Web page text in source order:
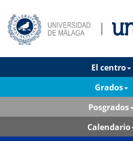
El centro
Grados
Posgrados
Calendario